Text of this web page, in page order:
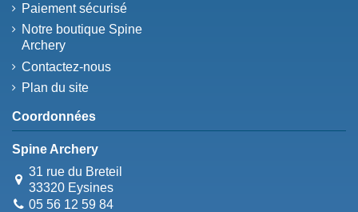
Paiement sécurisé
Notre boutique Spine
Archery
Contactez-nous
Plan du site
Coordonnées
Spine Archery
31 rue du Breteil
33320 Eysines
05 56 12 59 84